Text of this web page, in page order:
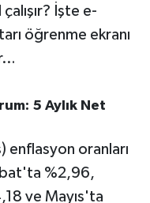
İşte e-
öğrenme ekranı
5 Aylık Net
enflasyon oranları
%2,96,
ve Mayıs'ta